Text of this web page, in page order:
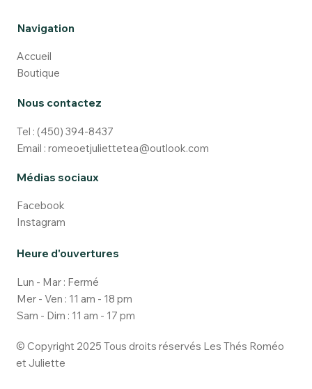
Navigation
Accueil
Boutique
Nous contactez
Tel :(450) 394-8437
Email :romeoetjuliettetea@outlook.com
Médias sociaux
Facebook
Instagram
Heure d'ouvertures
Lun - Mar : Fermé
Mer - Ven : 11 am - 18 pm
Sam - Dim : 11 am - 17 pm
© Copyright 2025 Tous droits réservés Les Thés Roméo
et Juliette